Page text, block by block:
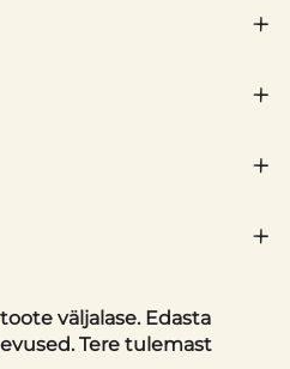
väljalase. Edasta
Tere tulemast